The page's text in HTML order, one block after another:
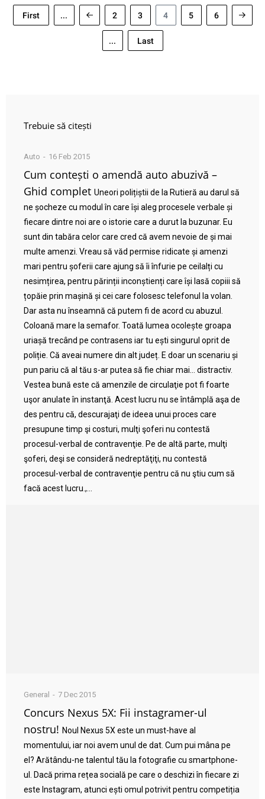
First ... 2 3 4 5 6
... Last
Trebuie să citești
Auto 16 Feb 2015
Cum contești o amendă auto abuzivă –
Ghid complet Uneori polițiștii de la Rutieră au darul să
ne șocheze cu modul în care își aleg procesele verbale și
fiecare dintre noi are o istorie care a durut la buzunar. Eu
sunt din tabăra celor care cred că avem nevoie de și mai
multe amenzi. Vreau să văd permise ridicate și amenzi
mari pentru șoferii care ajung să îi înfurie pe ceilalți cu
nesimțirea, pentru părinții inconștienți care își lasă copiii să
țopăie prin mașină și cei care folosesc telefonul la volan.
Dar asta nu înseamnă că putem fi de acord cu abuzul.
Coloană mare la semafor. Toată lumea ocolește groapa
uriașă trecând pe contrasens iar tu ești singurul oprit de
poliție. Că aveai numere din alt județ. E doar un scenariu și
pun pariu că al tău s-ar putea să fie chiar mai… distractiv.
Vestea bună este că amenzile de circulaţie pot fi foarte
uşor anulate în instanţă. Acest lucru nu se întâmplă aşa de
des pentru că, descurajaţi de ideea unui proces care
presupune timp şi costuri, mulţi şoferi nu contestă
procesul-verbal de contravenţie. Pe de altă parte, mulţi
şoferi, deşi se consideră nedreptăţiţi, nu contestă
procesul-verbal de contravenţie pentru că nu ştiu cum să
facă acest lucru.,...
General 7 Dec 2015
Concurs Nexus 5X: Fii instagramer-ul
nostru! Noul Nexus 5X este un must-have al
momentului, iar noi avem unul de dat. Cum pui mâna pe
el? Arătându-ne talentul tău la fotografie cu smartphone-
ul. Dacă prima rețea socială pe care o deschizi în fiecare zi
este Instagram, atunci ești omul potrivit pentru competiția